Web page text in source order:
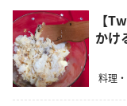
【
かけ
料理